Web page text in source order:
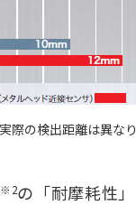
の検出距離は異な
※2の「耐摩耗性」